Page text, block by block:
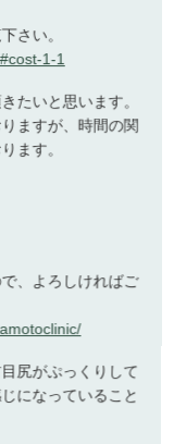
さい。
1-1
たいと思います。
ますが、時間の関
ます。
、よろしければご
尻がぷっくりして
になっていること